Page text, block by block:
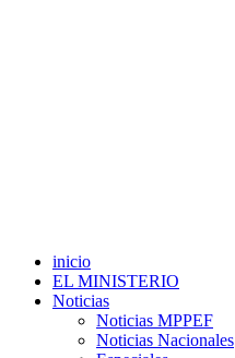
inicio
EL MINISTERIO
Noticias
Noticias MPPEF
Noticias Nacionales